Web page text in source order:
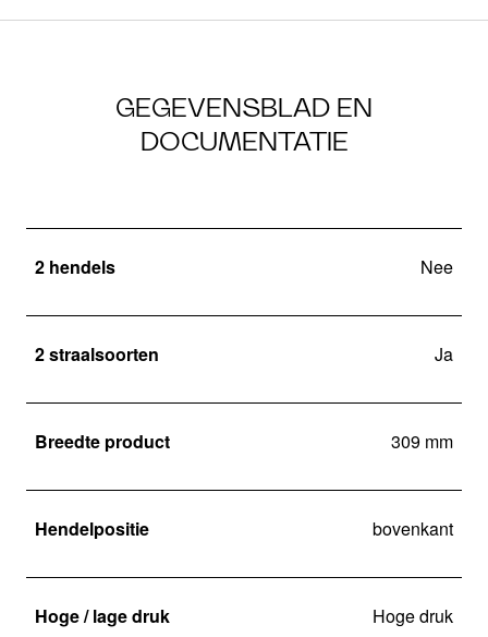
GEGEVENSBLAD EN
DOCUMENTATIE
2 hendels Nee
2 straalsoorten Ja
Breedte product 309 mm
Hendelpositie bovenkant
Hoge / lage druk Hoge druk